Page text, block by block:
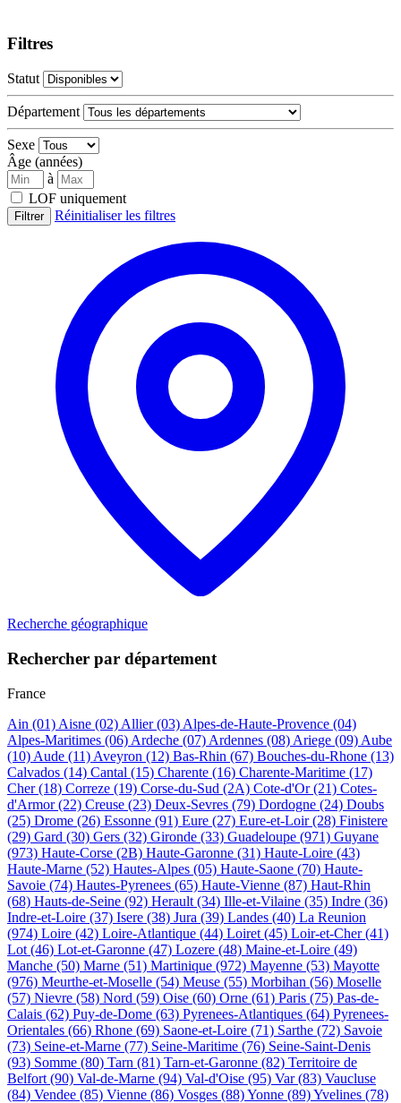
Filtres
Statut
Département
Sexe
Âge (années)
à
LOF uniquement
Filtrer Réinitialiser les filtres
Recherche géographique
Rechercher par département
France
Ain (01) Aisne (02) Allier(03) Alpes-de-Haute-Provence (04)
Alpes-Maritimes (06) Ardeche (07) Ardennes (08) Ariege (09) Aube
(10) Aude (11) Aveyron (12) Bas-Rhin (67) Bouches-du-Rhone (13)
Calvados (14) Cantal (15) Charente (16) Charente-Maritime (17)
Cher(18) Correze (19) Corse-du-Sud (2A) Cote-d'Or(21) Cotes-
d'Armor(22) Creuse (23) Deux-Sevres (79) Dordogne (24) Doubs
(25) Drome (26) Essonne (91) Eure (27) Eure-et-Loir(28) Finistere
(29) Gard (30) Gers (32) Gironde (33) Guadeloupe (971) Guyane
(973) Haute-Corse (2B) Haute-Garonne (31) Haute-Loire (43)
Haute-Marne (52) Hautes-Alpes (05) Haute-Saone (70) Haute-
Savoie (74) Hautes-Pyrenees (65) Haute-Vienne (87) Haut-Rhin
(68) Hauts-de-Seine (92) Herault (34) Ille-et-Vilaine (35) Indre (36)
Indre-et-Loire (37) Isere (38) Jura (39) Landes (40) La Reunion
(974) Loire (42) Loire-Atlantique (44) Loiret (45) Loir-et-Cher(41)
Lot (46) Lot-et-Garonne (47) Lozere (48) Maine-et-Loire (49)
Manche (50) Marne (51) Martinique (972) Mayenne (53) Mayotte
(976) Meurthe-et-Moselle (54) Meuse (55) Morbihan (56) Moselle
(57) Nievre (58) Nord (59) Oise (60) Orne (61) Paris (75) Pas-de-
Calais (62) Puy-de-Dome (63) Pyrenees-Atlantiques (64) Pyrenees-
Orientales (66) Rhone (69) Saone-et-Loire (71) Sarthe (72) Savoie
(73) Seine-et-Marne (77) Seine-Maritime (76) Seine-Saint-Denis
(93) Somme (80) Tarn (81) Tarn-et-Garonne (82) Territoire de
Belfort (90) Val-de-Marne (94) Val-d'Oise (95) Var(83) Vaucluse
(84) Vendee (85) Vienne (86) Vosges (88)Yonne (89)Yvelines (78)